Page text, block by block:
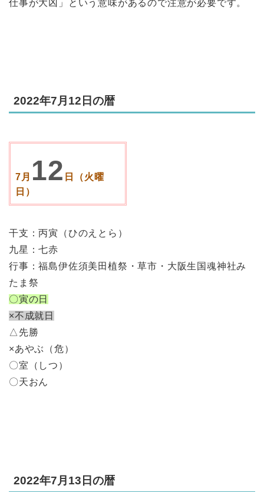
仕事が大凶」という意味があるので注意が必要です。
2022年7月12日の暦
7月 12 日（火曜
日）
干支：丙寅（ひのえとら）
九星：七赤
行事：福島伊佐須美田植祭・草市・大阪生国魂神社み
たま祭
〇寅の日
×不成就日
△先勝
×あやぶ（危）
〇室（しつ）
〇天おん
2022年7月13日の暦